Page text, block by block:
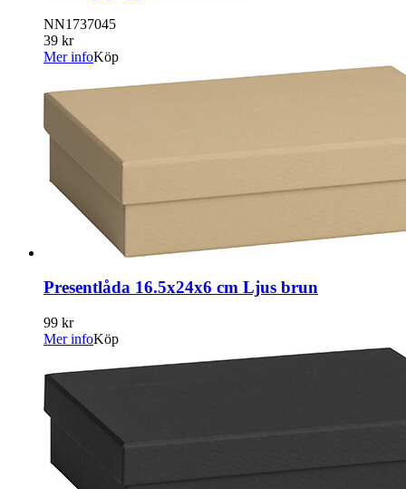
NN1737045
39 kr
Mer infoKöp
Presentlåda 16.5x24x6 cm Ljus brun
99 kr
Mer infoKöp